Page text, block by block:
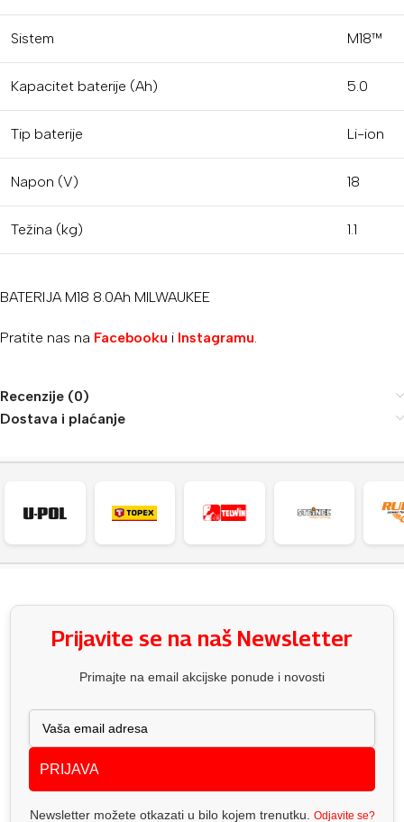
Sistem M18™
Kapacitet baterije (Ah) 5.0
Tip baterije Li-ion
Napon (V) 18
Težina (kg) 1.1
BATERIJA M18 8.0Ah MILWAUKEE
Pratite nas na Facebooku i Instagramu
Recenzije (0)
Dostava i plaćanje
Prijavite se na naš Newsletter
Primajte na email akcijske ponude i novosti
PRIJAVA
Newsletter možete otkazati u bilo kojem trenutku. Odjavite se?